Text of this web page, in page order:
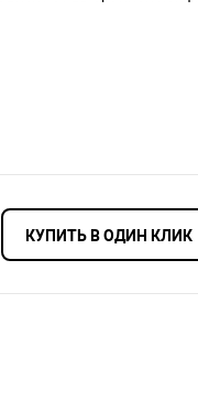
КУПИТЬ В ОДИН КЛИК